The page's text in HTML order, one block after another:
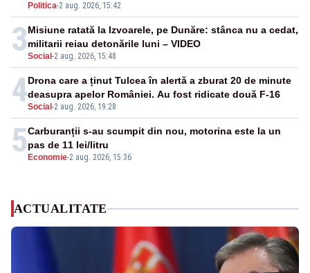
Politica-2 aug. 2026, 15:42
3Social -2 aug. 2026, 15:48
Misiune ratată la Izvoarele, pe Dunăre: stânca nu a cedat,
militarii reiau detonările luni – VIDEO
4Social -2 aug. 2026, 19:28
Drona care a ținut Tulcea în alertă a zburat 20 de minute
deasupra apelor României. Au fost ridicate două F-16
5 Economie-2 aug. 2026, 15:36
Carburanții s-au scumpit din nou, motorina este la un
pas de 11 lei/litru
ACTUALITATE